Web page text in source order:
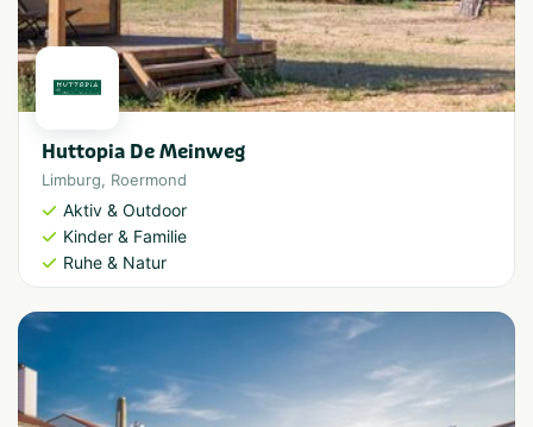
Huttopia De Meinweg
Limburg, Roermond
Aktiv & Outdoor
Kinder & Familie
Ruhe & Natur